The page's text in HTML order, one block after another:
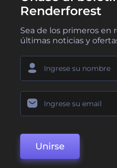
Renderforest
Sea de los primeros en
últimas noticias y
Unirse